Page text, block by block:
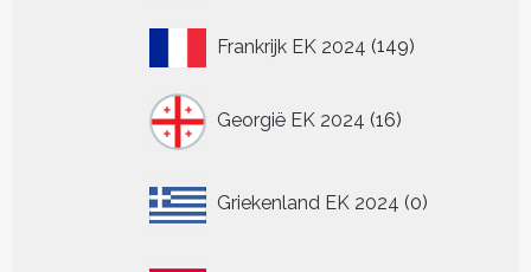
Frankrijk EK 2024 149149
Georgië EK 2024 16
producten
Griekenland EK 2024 0
producten